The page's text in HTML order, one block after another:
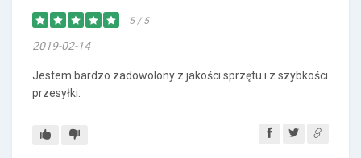
5 / 5
2019-02-14
Jestem bardzo zadowolony z jakości sprzętu i z szybkości
przesyłki.